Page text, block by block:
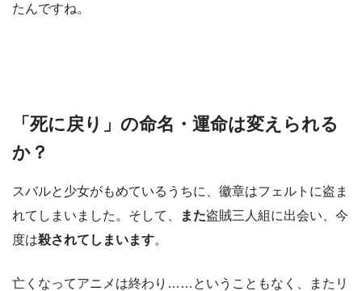
たんですね。
「死に戻り」の命名・運命は変えられる
か？
スバルと少女がもめているうちに、徽章はフェルトに盗ま
れてしまいました。そして、
また盗賊三人組に出会い、今
度は殺されてしまいます。
亡くなってアニメは終わり……ということもなく、またリ